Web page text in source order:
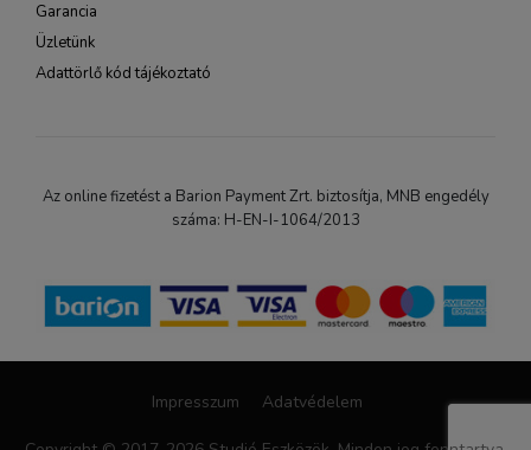
Garancia
Üzletünk
Adattörlő kód tájékoztató
Az online fizetést a Barion Payment Zrt. biztosítja, MNB engedély
száma: H-EN-I-1064/2013
Impresszum Adatvédelem